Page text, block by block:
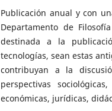
Publicación anual y con
Departamento de
destinada a la
tecnologías, sean estas
contribuyan a la
perspectivas
económicas, jurídicas,